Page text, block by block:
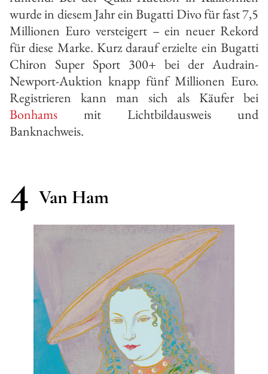
wurde in diesem Jahr ein Bugatti Divo für fast 7,5
Millionen Euro versteigert – ein neuer Rekord
für diese Marke. Kurz darauf erzielte ein Bugatti
Chiron Super Sport 300+ bei der Audrain-
Newport-Auktion knapp fünf Millionen Euro.
Registrieren kann man sich als Käufer bei
Bonhams mit Lichtbildausweis und
Banknachweis.
4 Van Ham